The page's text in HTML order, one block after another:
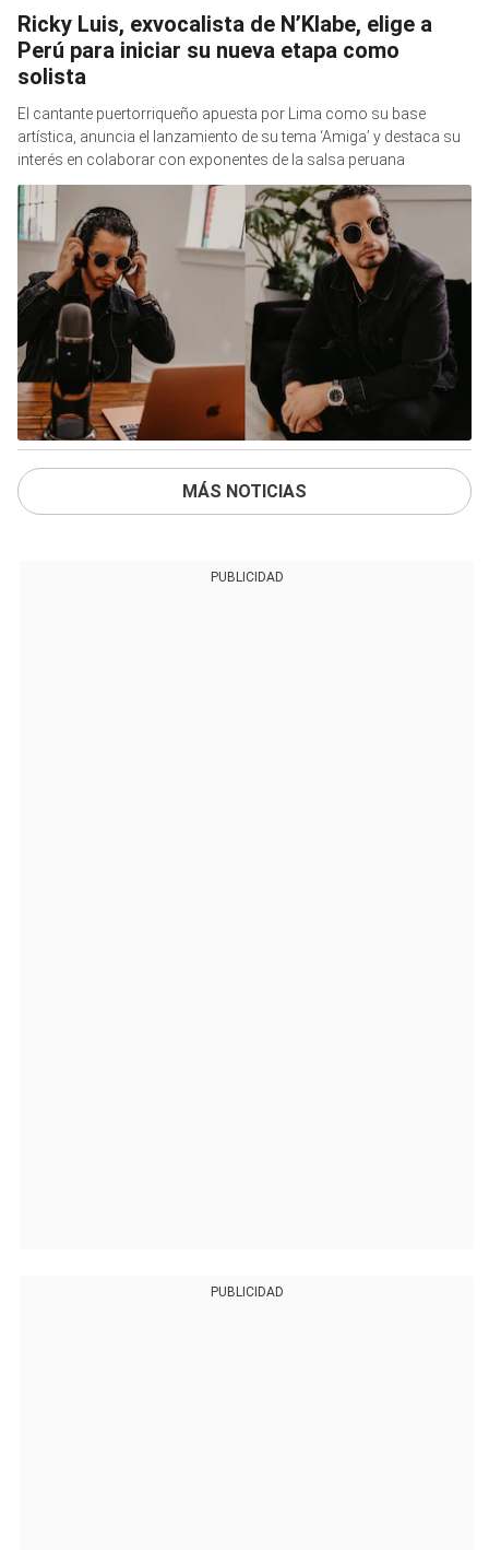
Ricky Luis, exvocalista de N’Klabe, elige a
Perú para iniciar su nueva etapa como
solista
El cantante puertorriqueño apuesta por Lima como su base
artística, anuncia el lanzamiento de su tema ‘Amiga’ y destaca su
interés en colaborar con exponentes de la salsa peruana
MÁS NOTICIAS
PUBLICIDAD
PUBLICIDAD